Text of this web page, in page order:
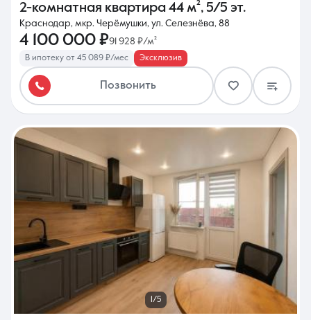
2-комнатная квартира 44 м², 5/5 эт.
Краснодар, мкр. Черёмушки, ул. Селезнёва, 88
4 100 000 ₽91 928 ₽/м²
В ипотеку от 45 089 ₽/мес Эксклюзив
Позвонить
1/5